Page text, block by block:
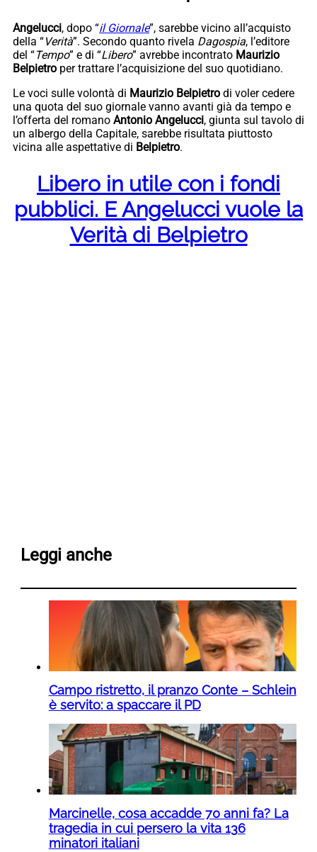
Angelucci, dopo “il Giornale”, sarebbe vicino all’acquisto
della “Verità”. Secondo quanto rivela Dagospia, l’editore
del “Tempo” e di “Libero” avrebbe incontrato Maurizio
Belpietro per trattare l’acquisizione del suo quotidiano.
Le voci sulle volontà di Maurizio Belpietro di voler cedere
una quota del suo giornale vanno avanti già da tempo e
l’offerta del romano Antonio Angelucci, giunta sul tavolo di
un albergo della Capitale, sarebbe risultata piuttosto
vicina alle aspettative di Belpietro.
Libero in utile con i fondi
pubblici. E Angelucci vuole la
Verità di Belpietro
Leggi anche
Campo ristretto, il pranzo Conte – Schlein
è servito: a spaccare il PD
Marcinelle, cosa accadde 70 anni fa? La
tragedia in cui persero la vita 136
minatori italiani